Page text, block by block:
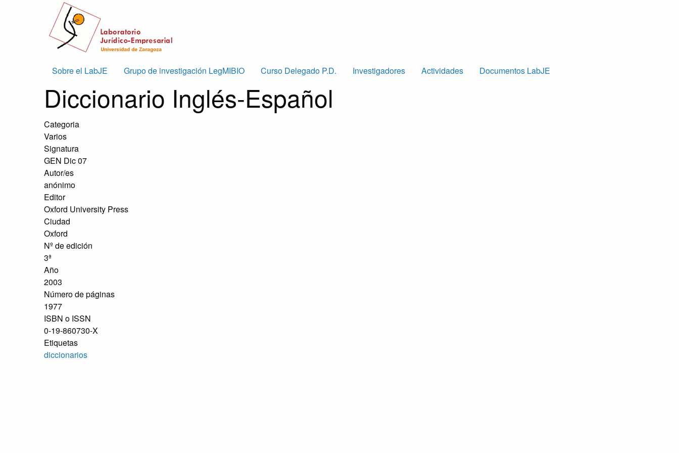
Skip to main content
Main
navigation
Sobre el LabJE Grupo de investigación LegMIBIO Curso Delegado P.D. Investigadores Actividades Documentos LabJE
Diccionario Inglés-Español
Categoria
Varios
Signatura
GEN Dic 07
Autor/es
anónimo
Editor
Oxford University Press
Ciudad
Oxford
Nº de edición
3ª
Año
2003
Número de páginas
1977
ISBN o ISSN
0-19-860730-X
Etiquetas
diccionarios